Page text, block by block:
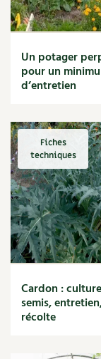
Un potager
pour un
d’entretien
Fiches
techniques
Cardon :
semis,
récolte